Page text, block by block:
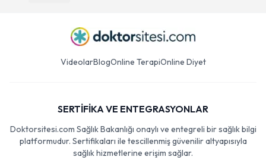
VideolarBlogOnline TerapiOnline Diyet
SERTİFİKA VE ENTEGRASYONLAR
Doktorsitesi.com Sağlık Bakanlığı onaylı ve entegreli bir sağlık bilgi
platformudur. Sertifikaları ile tescillenmiş güvenilir altyapısıyla
sağlık hizmetlerine erişim sağlar.